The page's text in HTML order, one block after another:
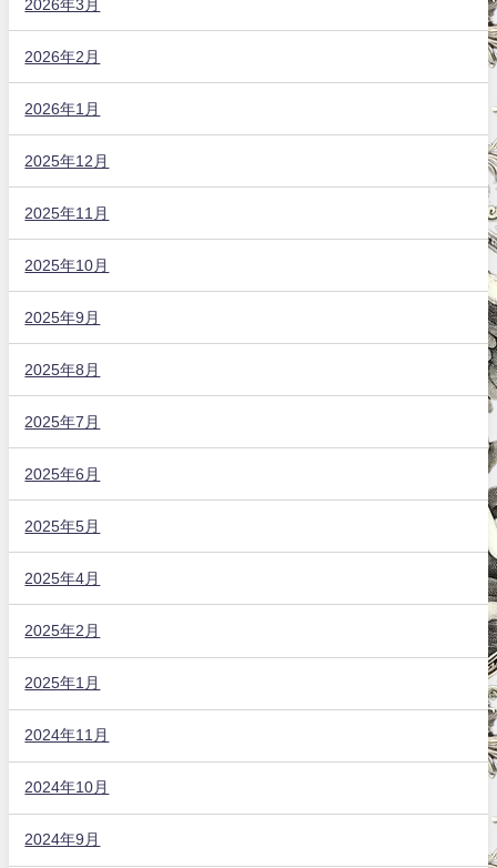
2026年3月
2026年2月
2026年1月
2025年12月
2025年11月
2025年10月
2025年9月
2025年8月
2025年7月
2025年6月
2025年5月
2025年4月
2025年2月
2025年1月
2024年11月
2024年10月
2024年9月